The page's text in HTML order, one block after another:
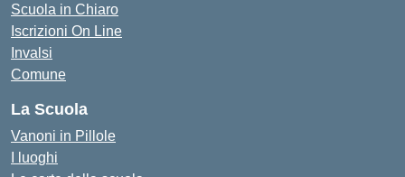
Scuola in Chiaro
Iscrizioni On Line
Invalsi
Comune
La Scuola
Vanoni in Pillole
I luoghi